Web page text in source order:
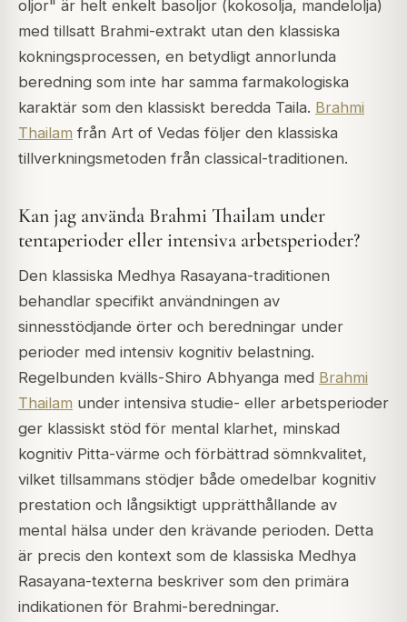
oljor" är helt enkelt basoljor (kokosolja, mandelolja)
med tillsatt Brahmi-extrakt utan den klassiska
kokningsprocessen, en betydligt annorlunda
beredning som inte har samma farmakologiska
karaktär som den klassiskt beredda Taila. Brahmi
Thailam från Art of Vedas följer den klassiska
tillverkningsmetoden från classical-traditionen.
Kan jag använda Brahmi Thailam under
tentaperioder eller intensiva arbetsperioder?
Den klassiska Medhya Rasayana-traditionen
behandlar specifikt användningen av
sinnesstödjande örter och beredningar under
perioder med intensiv kognitiv belastning.
Regelbunden kvälls-Shiro Abhyanga med Brahmi
Thailam under intensiva studie- eller arbetsperioder
ger klassiskt stöd för mental klarhet, minskad
kognitiv Pitta-värme och förbättrad sömnkvalitet,
vilket tillsammans stödjer både omedelbar kognitiv
prestation och långsiktigt upprätthållande av
mental hälsa under den krävande perioden. Detta
är precis den kontext som de klassiska Medhya
Rasayana-texterna beskriver som den primära
indikationen för Brahmi-beredningar.